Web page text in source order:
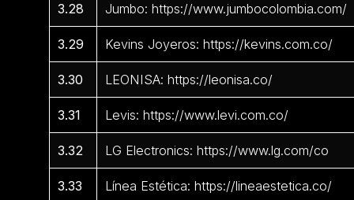
3.28 Jumbo: https://www.jumbocolombia.com/
3.29 Kevins Joyeros: https://kevins.com.co/
3.30 LEONISA: https://leonisa.co/
3.31 Levis: https://www.levi.com.co/
3.32 LG Electronics: https://www.lg.com/co
3.33 Línea Estética: https://lineaestetica.co/